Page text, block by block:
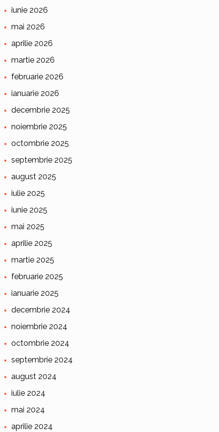
iunie 2026
mai 2026
aprilie 2026
martie 2026
februarie 2026
ianuarie 2026
decembrie 2025
noiembrie 2025
octombrie 2025
septembrie 2025
august 2025
iulie 2025
iunie 2025
mai 2025
aprilie 2025
martie 2025
februarie 2025
ianuarie 2025
decembrie 2024
noiembrie 2024
octombrie 2024
septembrie 2024
august 2024
iulie 2024
mai 2024
aprilie 2024